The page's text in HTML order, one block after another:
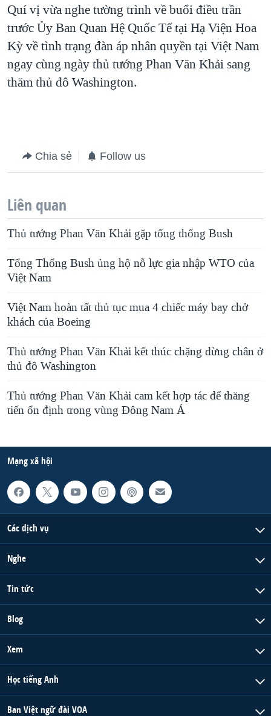
Quí vị vừa nghe tường trình về buổi điều trần
trước Ủy Ban Quan Hệ Quốc Tế tại Hạ Viện Hoa
Kỳ về tình trạng đàn áp nhân quyền tại Việt Nam
ngay cùng ngày thủ tướng Phan Văn Khải sang
thăm thủ đô Washington.
Chia sẻ Follow us
Liên quan
Thủ tướng Phan Văn Khải gặp tổng thống Bush
Tổng Thống Bush ủng hộ nỗ lực gia nhập WTO của
Việt Nam
Việt Nam hoàn tất thủ tục mua 4 chiếc máy bay chở
khách của Boeing
Thủ tướng Phan Văn Khải kết thúc chặng dừng chân ở
thủ đô Washington
Thủ tướng Phan Văn Khải cam kết hợp tác để thăng
tiến ổn định trong vùng Đông Nam Á
Mạng xã hội
Các dịch vụ
Nghe
Tin tức
Blog
Xem
Học tiếng Anh
Ban Việt ngữ đài VOA